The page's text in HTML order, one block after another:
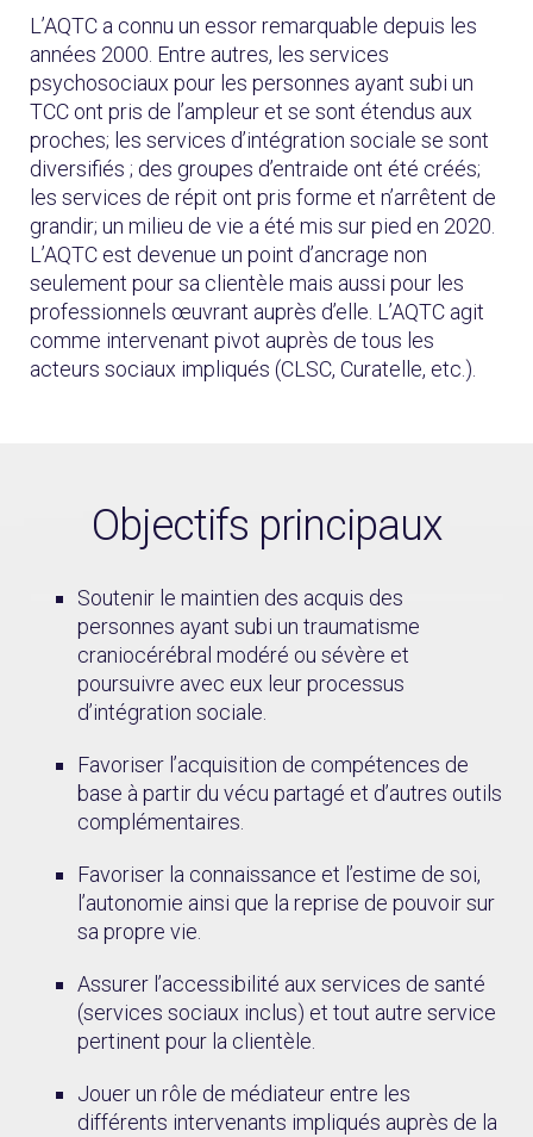
L’AQTC a connu un essor remarquable depuis les
années 2000. Entre autres, les services
psychosociaux pour les personnes ayant subi un
TCC ont pris de l’ampleur et se sont étendus aux
proches; les services d’intégration sociale se sont
diversifiés ; des groupes d’entraide ont été créés;
les services de répit ont pris forme et n’arrêtent de
grandir; un milieu de vie a été mis sur pied en 2020.
L’AQTC est devenue un point d’ancrage non
seulement pour sa clientèle mais aussi pour les
professionnels œuvrant auprès d’elle. L’AQTC agit
comme intervenant pivot auprès de tous les
acteurs sociaux impliqués (CLSC, Curatelle, etc.).
Objectifs principaux
Soutenir le maintien des acquis des
personnes ayant subi un traumatisme
craniocérébral modéré ou sévère et
poursuivre avec eux leur processus
d’intégration sociale.
Favoriser l’acquisition de compétences de
base à partir du vécu partagé et d’autres outils
complémentaires.
Favoriser la connaissance et l’estime de soi,
l’autonomie ainsi que la reprise de pouvoir sur
sa propre vie.
Assurer l’accessibilité aux services de santé
(services sociaux inclus) et tout autre service
pertinent pour la clientèle.
Jouer un rôle de médiateur entre les
différents intervenants impliqués auprès de la